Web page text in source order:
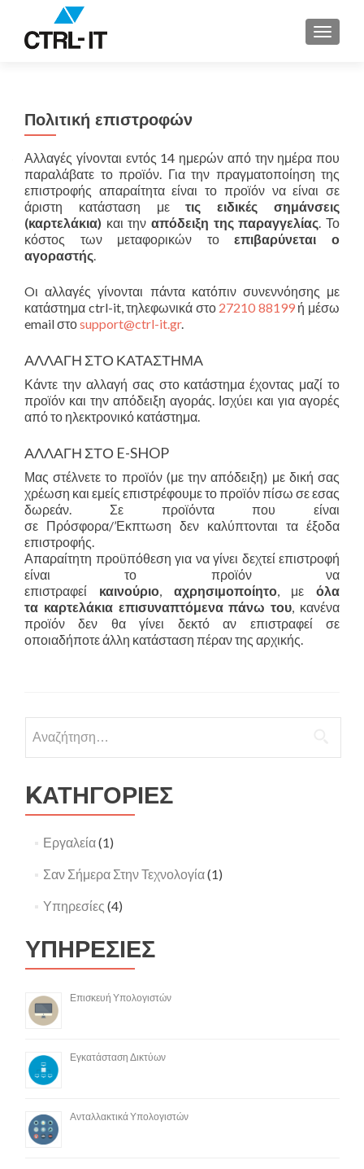
Πολιτική επιστροφών
Αλλαγές γίνονται εντός 14 ημερών από την ημέρα που
παραλάβατε το προϊόν. Για την πραγματοποίηση της
επιστροφής απαραίτητα είναι το προϊόν να είναι σε
άριστη κατάσταση μετις ειδικές σημάνσεις
(καρτελάκια) και την απόδειξη της παραγγελίας. Το
κόστος των μεταφορικών τοεπιβαρύνεται ο
αγοραστής.
Oι αλλαγές γίνονται πάντα κατόπιν συνεννόησης με
κατάστημα ctrl-it, τηλεφωνικά στο 27210 88199ή μέσω
email στοsupport@ctrl-it.gr.
ΑΛΛΑΓΗ ΣΤΟ ΚΑΤΑΣΤΗΜΑ
Κάντε την αλλαγή σας στο κατάστημα έχοντας μαζί το
προϊόν και την απόδειξη αγοράς. Ισχύει και για αγορές
από το ηλεκτρονικό κατάστημα.
ΑΛΛΑΓΗ ΣΤΟ E-SHOP
Μας στέλνετε το προϊόν (με την απόδειξη) με δική σας
χρέωση και εμείς επιστρέφουμε το προϊόν πίσω σε εσας
δωρεάν. Σε προϊόντα που είναι
σε Πρόσφορα/’Εκπτωση δεν καλύπτονται τα έξοδα
επιστροφής.
Απαραίτητη προϋπόθεση για να γίνει δεχτεί επιστροφή
είναι το προϊόν να
επιστραφεί καινούριο, αχρησιμοποίητο, με όλα
τα καρτελάκια επισυναπτόμενα πάνω του, κανένα
προϊόν δεν θα γίνει δεκτό αν επιστραφεί σε
οποιαδήποτε άλλη κατάσταση πέραν της αρχικής.
για:
KΑΤΗΓΟΡΙΕΣ
Εργαλεία(1)
Σαν Σήμερα Στην Τεχνολογία(1)
Υπηρεσίες (4)
ΥΠΗΡΕΣΙΕΣ
Επισκευή Υπολογιστών
Εγκατάσταση Δικτύων
Ανταλλακτικά Υπολογιστών